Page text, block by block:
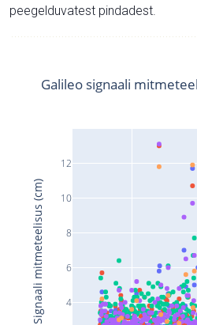
peegelduvatest pindadest.
4
6
8
10
12
Galileo signaali
Signaali mitmeteelisus (cm)